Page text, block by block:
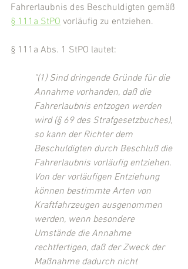
Fahrerlaubnis des Beschuldigten gemäß
§ 111a StPO vorläufig zu entziehen.
§ 111a Abs. 1 StPO lautet:
"(1) Sind dringende Gründe für die
Annahme vorhanden, daß die
Fahrerlaubnis entzogen werden
wird (§ 69 des Strafgesetzbuches),
so kann der Richter dem
Beschuldigten durch Beschluß die
Fahrerlaubnis vorläufig entziehen.
Von der vorläufigen Entziehung
können bestimmte Arten von
Kraftfahrzeugen ausgenommen
werden, wenn besondere
Umstände die Annahme
rechtfertigen, daß der Zweck der
Maßnahme dadurch nicht